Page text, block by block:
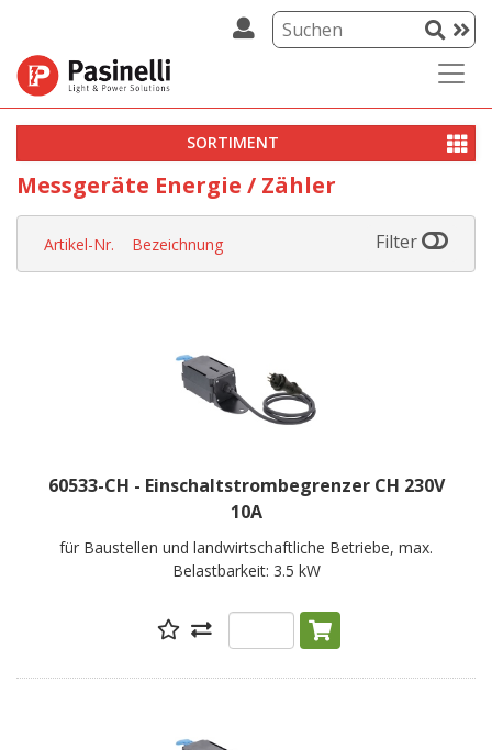
SORTIMENT
Messgeräte Energie / Zähler
Artikel-Nr. Bezeichnung Filter
60533-CH - Einschaltstrombegrenzer CH 230V
10A
für Baustellen und landwirtschaftliche Betriebe, max.
Belastbarkeit: 3.5 kW